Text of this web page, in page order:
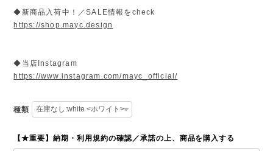
◆新商品入荷中！／SALE情報をcheck
https://shop.mayc.design
◆当店Instagram
https://www.instagram.com/mayc_official/
種類
【★重要】納期・利用規約の確認／承諾の上、商品を購入する